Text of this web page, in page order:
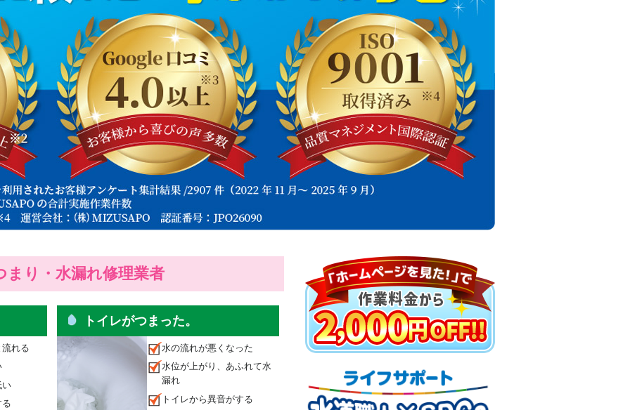
まり・水漏れ修理業者
れる
い
トイレがつまった。
水の流れが悪くなった
水位が上がり、あふれて水
漏れ
トイレから異音がする